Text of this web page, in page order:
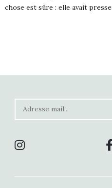
chose est sûre : elle avait